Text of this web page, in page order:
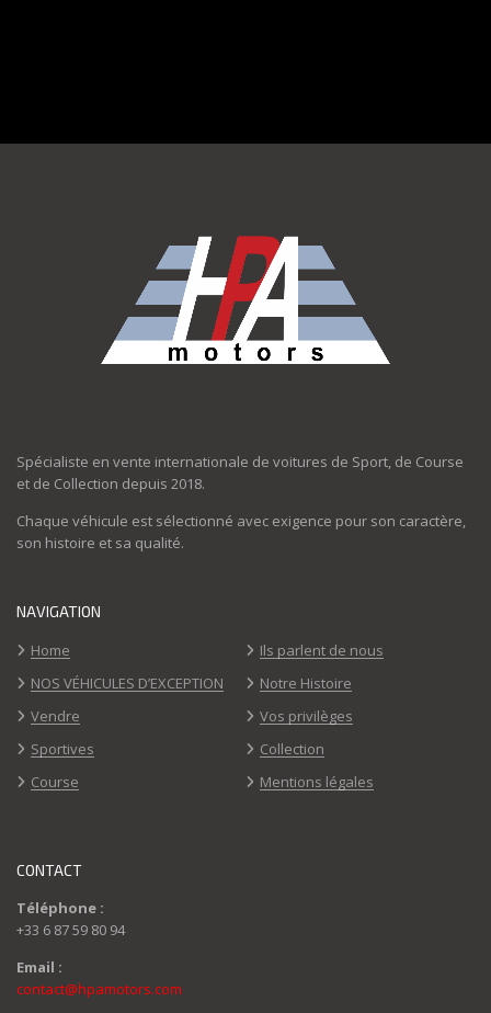
Spécialiste en vente internationale de voitures de Sport, de Course
et de Collection depuis 2018.
Chaque véhicule est sélectionné avec exigence pour son caractère,
son histoire et sa qualité.
NAVIGATION
Home
Ils parlent de nous
NOS VÉHICULES D’EXCEPTION
Notre Histoire
Vendre
Vos privilèges
Sportives
Collection
Course
Mentions légales
CONTACT
Téléphone :
+33 6 87 59 80 94
Email :
contact@hpamotors.com